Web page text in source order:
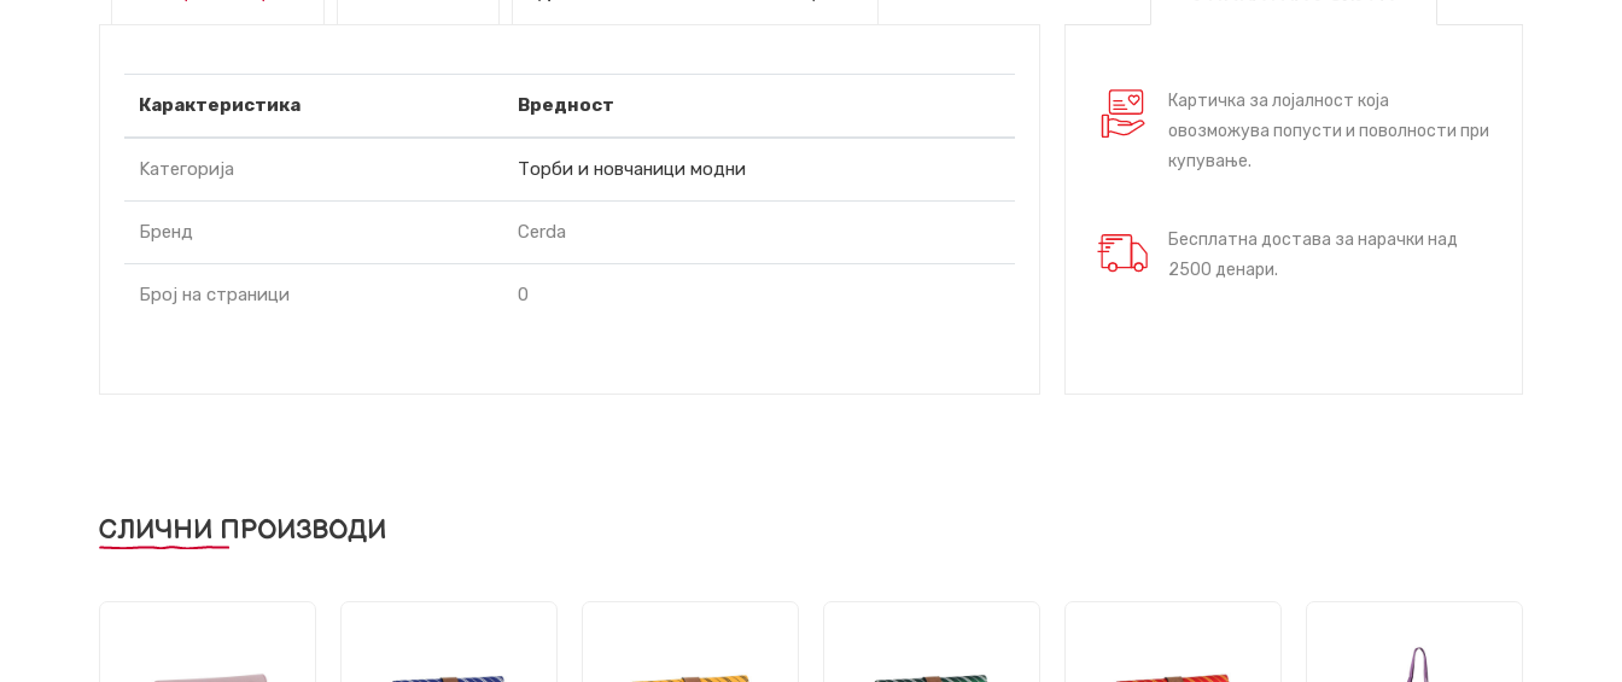
Карактеристика Вредност
Kатегорија Торби и новчаници модни
Бренд Cerda
Број на страници 0
Картичка за лојалност која
овозможува попусти и поволности при
купување.
Бесплатна достава за нарачки над
2500 денари.
СЛИЧНИ ПРОИЗВОДИ